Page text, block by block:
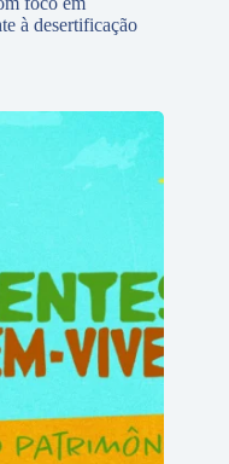
à desertificação